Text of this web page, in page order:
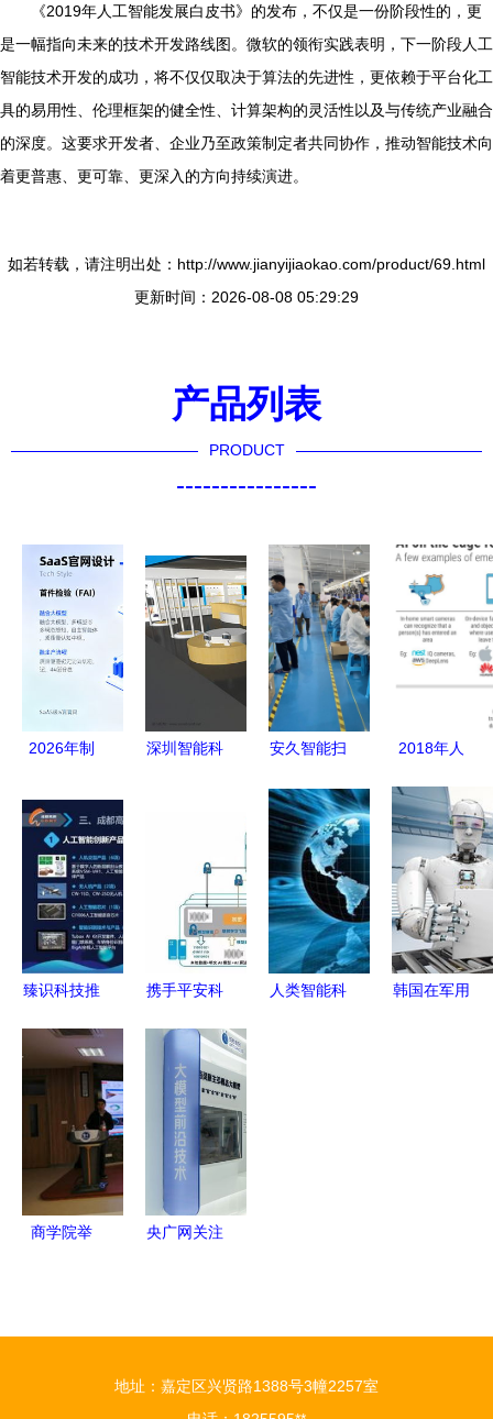
《2019年人工智能发展白皮书》的发布，不仅是一份阶段性的，更
是一幅指向未来的技术开发路线图。微软的领衔实践表明，下一阶段人工
智能技术开发的成功，将不仅仅取决于算法的先进性，更依赖于平台化工
具的易用性、伦理框架的健全性、计算架构的灵活性以及与传统产业融合
的深度。这要求开发者、企业乃至政策制定者共同协作，推动智能技术向
着更普惠、更可靠、更深入的方向持续演进。
如若转载，请注明出处：http://www.jianyijiaokao.com/product/69.html
更新时间：2026-08-08 05:29:29
产品列表
PRODUCT
----------------
2026年制
验智能化最
前沿趋势
AI Agent重
塑质量中枢
的深度技术
路径拆解
深圳智能科
设计深度融
合
安久智能扫
探秘智能家
电背后的技
术革命
2018年人
值得关注的
趋势报
告,13个趋
势来展望未
来AI技术
臻识科技推
防，S系列
智能相机力
获创新推荐
携手平安科
工智能的最
后一公里
人类智能科
韩国在军用
商学院举
央广网关注
领金融科技
地址：嘉定区兴贤路1388号3幢2257室